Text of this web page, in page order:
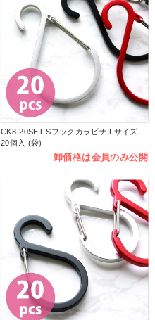
CK8-20SET Sフックカラビナ Lサイズ
20個入 (袋)
卸価格は会員のみ公開